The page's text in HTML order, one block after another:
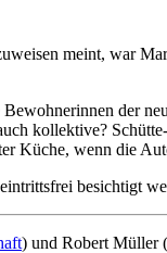
meint, war
der
kollektive?
Küche, wenn die
besichtigt
) und Robert Müller